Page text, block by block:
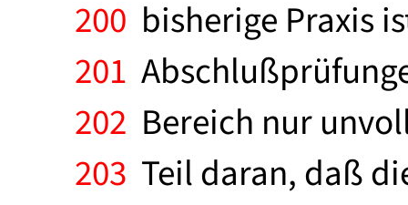
200 bisherige Praxis
201
202 Bereich nur
203 Teil daran, daß